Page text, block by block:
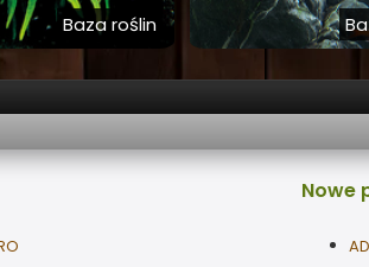
Baza roślin Baza
Nowe